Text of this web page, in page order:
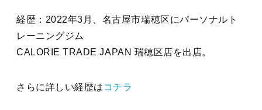
経歴：2022年3月、名古屋市瑞穂区にパーソナルト
レーニングジム
CALORIE TRADE JAPAN 瑞穂区店を出店。
さらに詳しい経歴は コチラ